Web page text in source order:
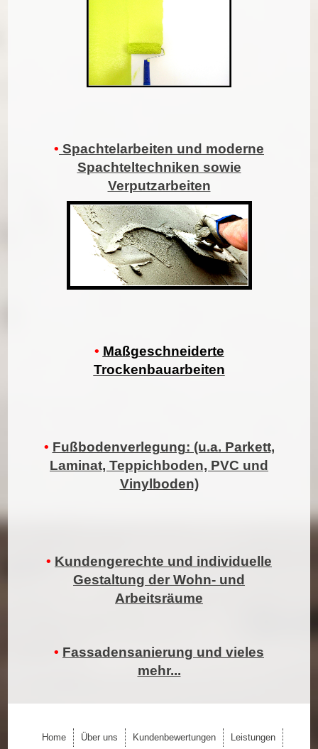
• Spachtelarbeiten und moderne
Spachteltechniken sowie
Verputzarbeiten
• Maßgeschneiderte
Trockenbauarbeiten
• Fußbodenverlegung: (u.a. Parkett,
Laminat, Teppichboden, PVC und
Vinylboden)
• Kundengerechte und individuelle
Gestaltung der Wohn- und
Arbeitsräume
• Fassadensanierung und vieles
mehr...
Home Über uns Kundenbewertungen Leistungen